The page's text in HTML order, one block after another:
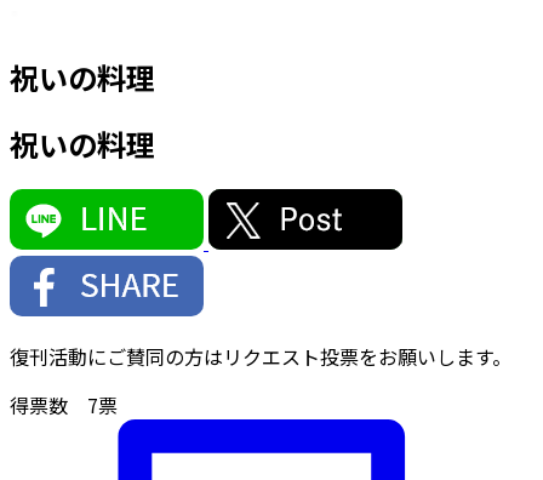
祝いの料理
祝いの料理
復刊活動にご賛同の方はリクエスト投票をお願いします。
得票数 7票